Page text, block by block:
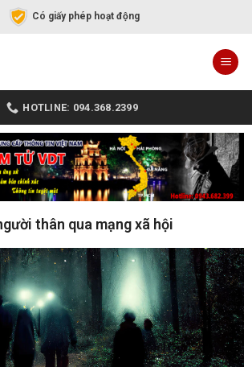
Có giấy phép hoạt động
HOTLINE: 094.368.2399
thân qua mạng xã hội